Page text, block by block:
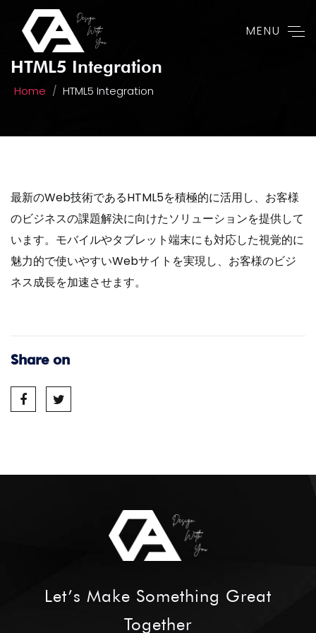
MENU
HTML5 Integration
Home HTML5 Integration
最新のWeb技術であるHTML5を積極的に活用し、お客様
のビジネスの課題解決に向けたソリューションを提供して
います。モバイルやタブレット端末にも対応した視覚的に
魅力的で使いやすいWebサイトを実現し、お客様のビジ
ネス成長を加速させます。
Share on
Let’s Make Something Great
Together